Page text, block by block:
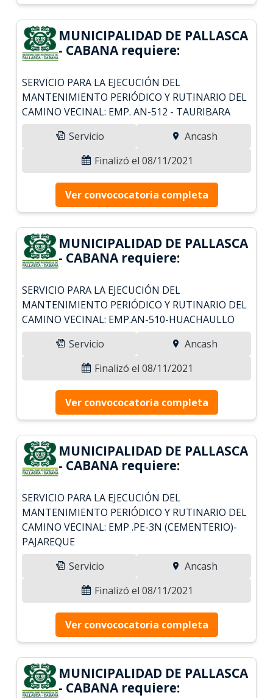
MUNICIPALIDAD DE PALLASCA
- CABANA requiere:
SERVICIO PARA LA EJECUCIÓN DEL
MANTENIMIENTO PERIÓDICO Y RUTINARIO DEL
CAMINO VECINAL: EMP. AN-512 - TAURIBARA
Servicio
Ancash
Finalizó el 08/11/2021
Ver convococatoria completa
MUNICIPALIDAD DE PALLASCA
- CABANA requiere:
SERVICIO PARA LA EJECUCIÓN DEL
MANTENIMIENTO PERIÓDICO Y RUTINARIO DEL
CAMINO VECINAL: EMP.AN-510-HUACHAULLO
Servicio
Ancash
Finalizó el 08/11/2021
Ver convococatoria completa
MUNICIPALIDAD DE PALLASCA
- CABANA requiere:
SERVICIO PARA LA EJECUCIÓN DEL
MANTENIMIENTO PERIÓDICO Y RUTINARIO DEL
CAMINO VECINAL: EMP .PE-3N (CEMENTERIO)-
PAJAREQUE
Servicio
Ancash
Finalizó el 08/11/2021
Ver convococatoria completa
MUNICIPALIDAD DE PALLASCA
- CABANA requiere: